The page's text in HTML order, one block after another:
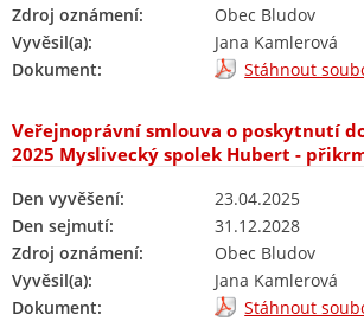
Zdroj oznámení:
Obec Bludov
Vyvěsil(a):
Jana Kamlerová
Dokument:
Stáhnout
Veřejnoprávní smlouva o poskytnutí
2025 Myslivecký spolek Hubert -
Den vyvěšení:
23.04.2025
Den sejmutí:
31.12.2028
Zdroj oznámení:
Obec Bludov
Vyvěsil(a):
Jana Kamlerová
Dokument:
Stáhnout